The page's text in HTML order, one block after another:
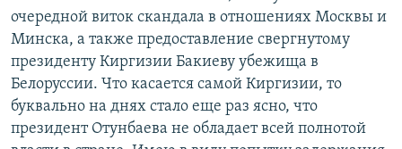
очередной виток скандала в отношениях Москвы и
Минска, а также предоставление свергнутому
президенту Киргизии Бакиеву убежища в
Белоруссии. Что касается самой Киргизии, то
буквально на днях стало еще раз ясно, что
президент Отунбаева не обладает всей полнотой